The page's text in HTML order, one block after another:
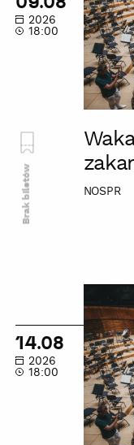
NOSPR
2026
18:00
NOSPR
Brak biletów
zwiedzanie
zakamarków
NOSPR
14.08
2026
18:00